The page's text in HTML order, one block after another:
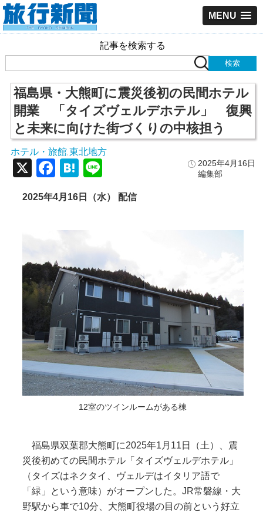
MENU
記事を検索する
福島県・大熊町に震災後初の民間ホテル
開業 「タイズヴェルデホテル」 復興
と未来に向けた街づくりの中核担う
ホテル・旅館 東北地方
2025年4月16日
編集部
X Facebook
Hatena
2025年4月16日（水） 配信
12室のツインルームがある棟
福島県双葉郡大熊町に2025年1月11日（土）、震
災後初めての民間ホテル「タイズヴェルデホテル」
（タイズはネクタイ、ヴェルデはイタリア語で
「緑」という意味）がオープンした。JR常磐線・大
野駅から車で10分、大熊町役場の目の前という好立